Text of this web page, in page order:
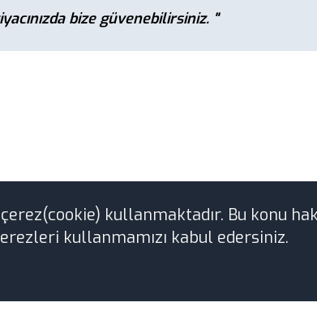
bize güvenebilirsiniz. "
kullanmaktadır. Bu konu
kullanmamızı kabul edersiniz.